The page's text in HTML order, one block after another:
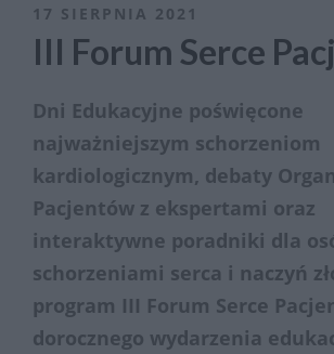
17 SIERPNIA 2021
III Forum Serce
Dni Edukacyjne poświęcone
najważniejszym schorzeniom
kardiologicznym, debaty
Pacjentów z ekspertami oraz
interaktywne poradniki dla
schorzeniami serca i naczyń
program III Forum Serce
dorocznego wydarzenia